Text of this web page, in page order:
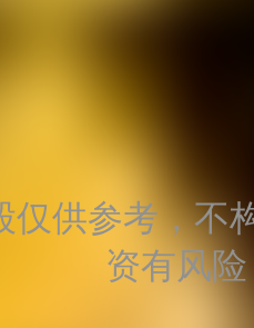
仅供参考，不
资有风